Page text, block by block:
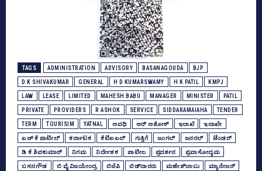
TAGS ADMINISTRATION ADVISORY BASANAGOUDA BJP
D K SHIVAKUMAR GENERAL H D KUMARSWAMY H K PATIL KMPJ
LAW LEASE LIMITED MAHESH BABU MANAGER MINISTER PATIL
PRIVATE PROVIDERS R ASHOK SERVICE SIDDARAMAIAHA TENDER
TERM TOURISIM YATNAL ಅವಧಿ ಆರ್‌ ಅಶೋಕ್‌ ಇಲಾಖೆ ಇಲಾಖೇ
ಎಚ್‌ ಕೆ ಪಾಟೀಲ್‌ ಕರ್ನಾಟಕ ಕೆಟಿಐಎಲ್ ಗುತ್ತಿಗೆ ಜಂಗಲ್‌ ಜನರಲ್‌ ಟೆಂಡರ್‌
ಡಿ ಕೆ ಶಿವಕುಮಾರ್ ನಿಗಮ ನಿರ್ದೇಶಕ ಪಾಟೀಲ ಪ್ರದರ್ಶನ ಪ್ರವಾಸೋದ್ಯಮ
ಬಸನಗೌಡ ಬಿ ವೈ ವಿಜಯೇಂದ್ರ ಬಿಜೆಪಿ ಬಿಡ್‌ದಾರರು ಮಹೇಶ್‌ಬಾಬು ಮ್ಯಾನೇಜರ್‍‌